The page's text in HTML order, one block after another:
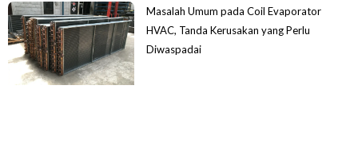
Masalah Umum pada Coil Evaporator
HVAC, Tanda Kerusakan yang Perlu
Diwaspadai